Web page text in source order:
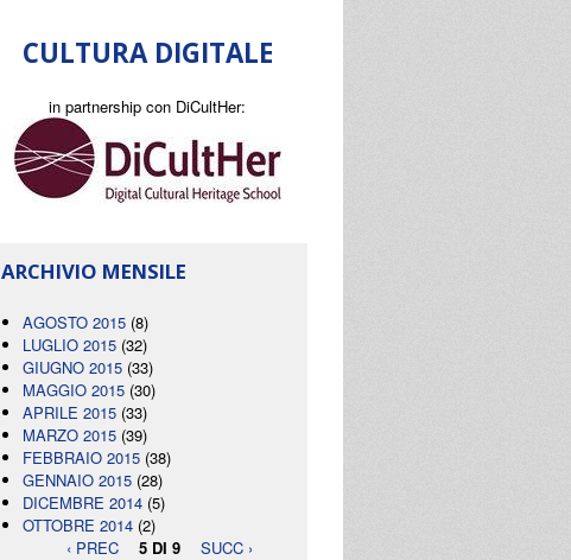
CULTURA DIGITALE
in partnership con DiCultHer:
ARCHIVIO MENSILE
AGOSTO 2015 (8)
LUGLIO 2015 (32)
GIUGNO 2015 (33)
MAGGIO 2015 (30)
APRILE 2015 (33)
MARZO 2015 (39)
FEBBRAIO 2015 (38)
GENNAIO 2015 (28)
DICEMBRE 2014 (5)
OTTOBRE 2014 (2)
‹ PREC
5 DI 9 SUCC ›